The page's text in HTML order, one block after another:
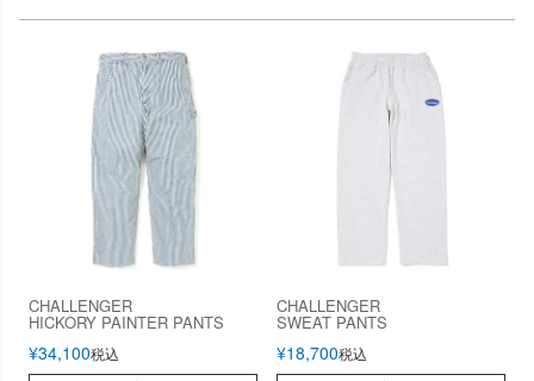
CHALLENGER
HICKORY PAINTER PANTS
¥34,100税込
CHALLENGER
SWEAT PANTS
¥18,700税込